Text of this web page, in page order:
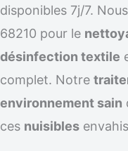
disponibles 7j/7.
68210 pour le
désinfection textile
complet. Notre
environnement sain
ces nuisibles